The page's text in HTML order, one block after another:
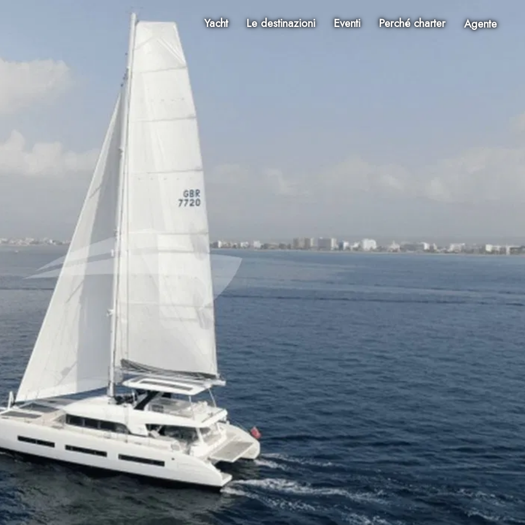
Yacht Le destinazioni Eventi Perché charter Agente